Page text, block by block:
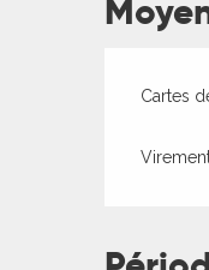
Cartes